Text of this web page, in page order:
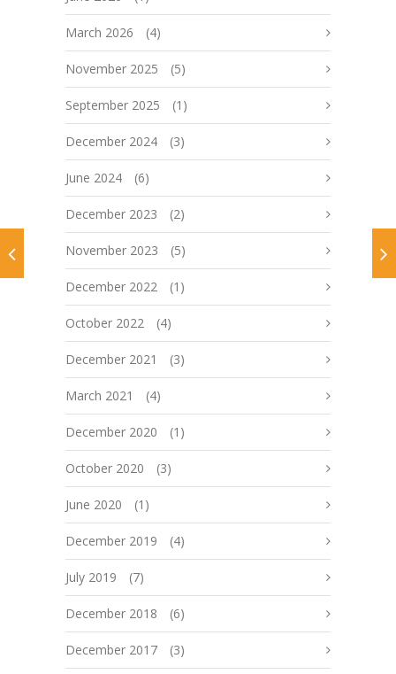
March 2026 (4)
November 2025 (5)
September 2025 (1)
December 2024 (3)
June 2024 (6)
December 2023 (2)
November 2023 (5)
December 2022 (1)
October 2022 (4)
December 2021 (3)
March 2021 (4)
December 2020 (1)
October 2020 (3)
June 2020 (1)
December 2019 (4)
July 2019 (7)
December 2018 (6)
December 2017 (3)